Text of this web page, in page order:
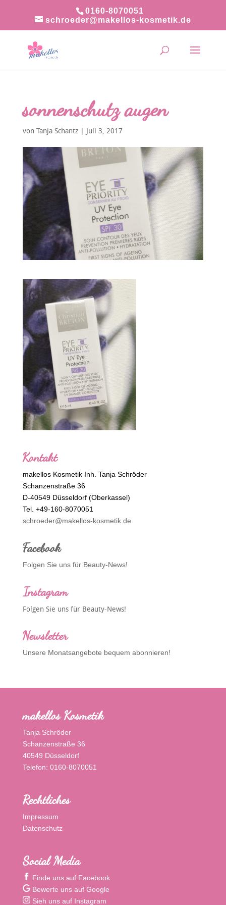
0160-8070051
schroeder@makellos-kosmetik.de
sonnenschutz augen
von Tanja Schantz| Juli 3, 2017
Kontakt
makellos Kosmetik Inh. Tanja Schröder
Schanzenstraße 36
D-40549 Düsseldorf (Oberkassel)
Tel. +49-160-8070051
schroeder@makellos-kosmetik.de
Facebook
Folgen Sie uns für Beauty-News!
Instagram
Folgen Sie uns für Beauty-News!
Newsletter
Unsere Monatsangebote bequem abonnieren!
makellos Kosmetik
Tanja Schröder
Schanzenstraße 36
40549 Düsseldorf
Telefon: 0160-8070051
Rechtliches
Impressum
Datenschutz
Social Media
Finde uns auf Facebook
Bewerte uns auf Google
Sieh uns auf Instagram